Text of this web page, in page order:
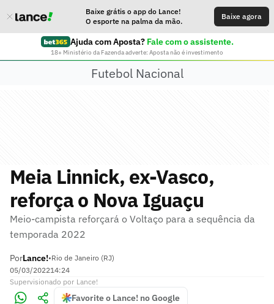
Baixe grátis o app do Lance!
O esporte na palma da mão.
Baixe agora
Ajuda com Aposta? Fale com o assistente.
18+ Ministério da Fazenda adverte: Aposta não é investimento
Futebol Nacional
Meia Linnick, ex-Vasco,
reforça o Nova Iguaçu
Meio-campista reforçará o Voltaço para a sequência da
temporada 2022
PorLance!•Rio de Janeiro (RJ)
05/03/202214:24
Supervisionado por Lance!
Favorite o Lance! no Google